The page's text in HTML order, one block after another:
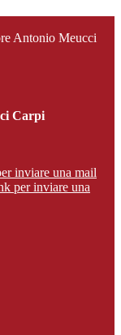
Antonio Meucci
Carpi
inviare una mail
per inviare una